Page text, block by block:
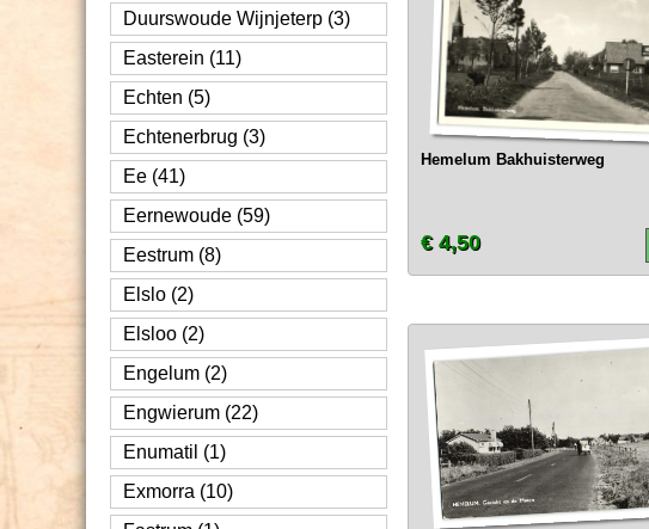
Duurswoude Wijnjeterp (3)
Easterein (11)
Echten (5)
Echtenerbrug (3)
Ee (41)
Eernewoude (59)
Eestrum (8)
Elslo (2)
Elsloo (2)
Engelum (2)
Engwierum (22)
Enumatil (1)
Exmorra (10)
Hemelum Bakhuisterweg
€ 4,50